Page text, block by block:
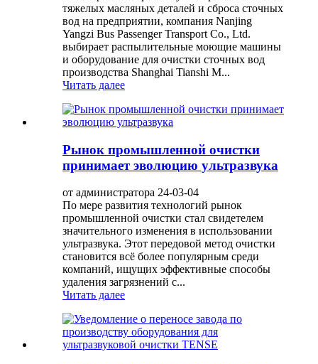
тяжелых масляных деталей и сброса сточных
вод на предприятии, компания Nanjing
Yangzi Bus Passenger Transport Co., Ltd.
выбирает распылительные моющие машины
и оборудование для очистки сточных вод
производства Shanghai Tianshi M...
Читать далее
Рынок промышленной очистки
принимает эволюцию ультразвука
от администратора 24-03-04
По мере развития технологий рынок
промышленной очистки стал свидетелем
значительного изменения в использовании
ультразвука. Этот передовой метод очистки
становится всё более популярным среди
компаний, ищущих эффективные способы
удаления загрязнений с...
Читать далее